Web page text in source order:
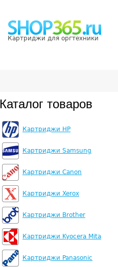
Картриджи для оргтехники
Каталог товаров
Картриджи HP
Картриджи Samsung
Картриджи Canon
Картриджи Xerox
Картриджи Brother
Картриджи Kyocera Mita
Картриджи Panasonic